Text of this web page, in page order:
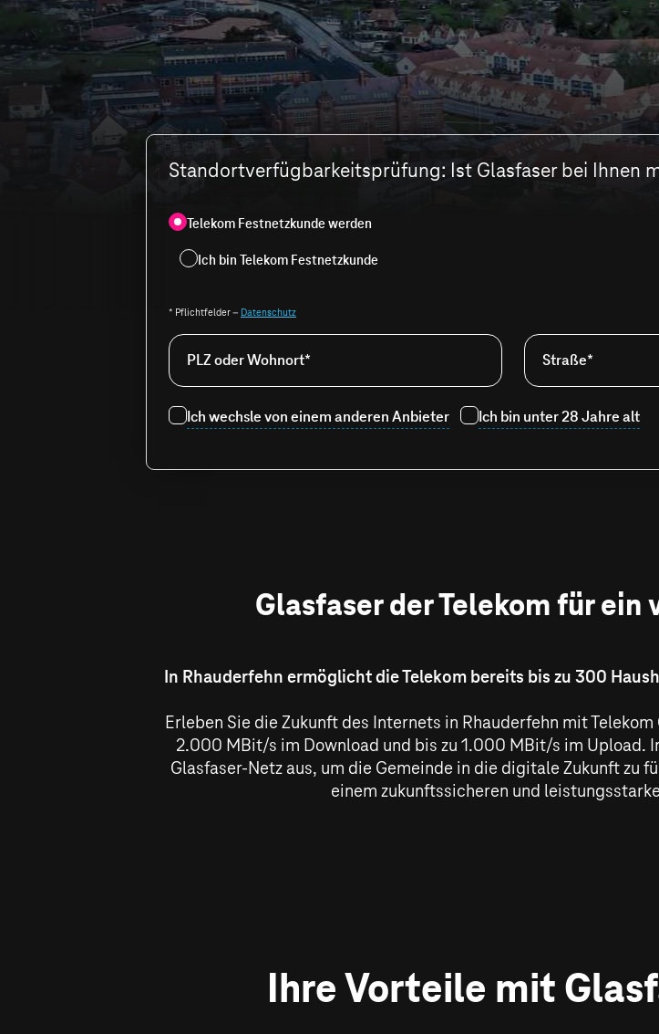
Standortverfügbarkeitsprüfung: Ist Glasfaser bei Ihnen
Telekom Festnetzkunde werden
Ich bin Telekom Festnetzkunde
* Pflichtfelder – Datenschutz
PLZ oder Wohnort* Straße*
Ich wechsle von einem anderen Anbieter Ich bin unter 28 Jahre alt
Glasfaser der Telekom für
In Rhauderfehn ermöglicht die Telekom bereits bis zu 300
Erleben Sie die Zukunft des Internets in Rhauderfehn mit
2.000 MBit/s im Download und bis zu 1.000 MBit/s im Upload.
Glasfaser-Netz aus, um die Gemeinde in die digitale Zukunft zu
einem zukunftssicheren und
Ihre Vorteile mit